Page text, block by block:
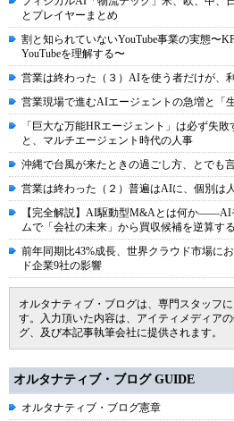
とプレイヤーまとめ
割と知られていないYouTube事業の実態〜
YouTubeを理解する〜
営業は終わった（３）AIを使う者だけが、
営業現場で進むAIエージェントの急増と「
「巨大な万能HRエージェント」は必ず失敗
と、マルチエージェント時代の人事
沖縄で台風が来たときの過ごし方、とでも
営業は終わった（２）普遍はAIに、個別は
【完全解説】AI駆動型M&Aとは何か――AI
ムで「会社の未来」から買収候補を逆算する
前年同期比43%成長、世界クラウド市場に
ド企業9社の影響
オルタナティブ・ブログは、専門スタッフ
す。入力頂いた内容は、アイティメディア
グ、及び本記事執筆会社に提供されます。
オルタナティブ・ブログ GUIDE
オルタナティブ・ブログ憲章